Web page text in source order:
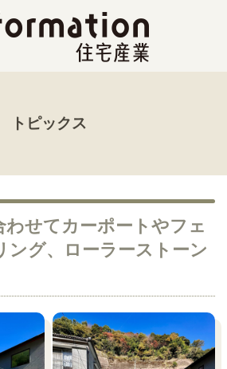
トピックス
わせてカーポートやフェ
ング、ローラーストーン